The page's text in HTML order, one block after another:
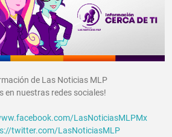
de Las Noticias MLP
en nuestras redes sociales!
LasNoticiasMLPMx
twitter.com/LasNoticiasMLP